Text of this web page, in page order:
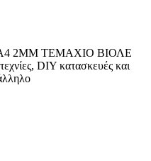
2MM ΤΕΜΑΧΙΟ ΒΙΟΛΕ
DIY κατασκευές και